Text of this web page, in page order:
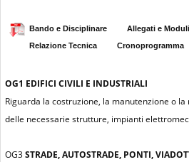
Bando e Disciplinare Allegati e
Relazione Tecnica
Cronoprogramma
OG1 EDIFICI CIVILI E INDUSTRIALI
Riguarda la costruzione, la manutenzione o
delle necessarie strutture, impianti
OG3STRADE, AUTOSTRADE, PONTI,